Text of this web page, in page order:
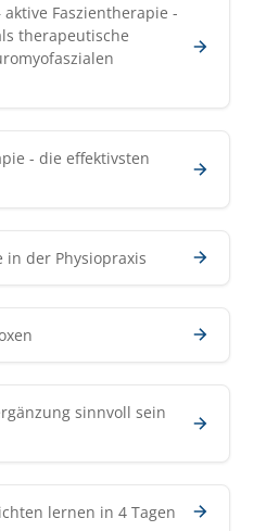
Faszientherapie -
therapeutische
- die effektivsten
in der Physiopraxis
sinnvoll sein
lernen in 4 Tagen